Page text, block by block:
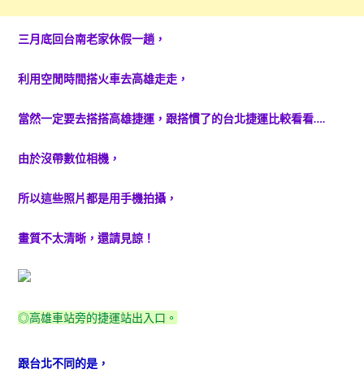
三月底回台南老家休假一趟，
利用空閒時間搭火車去高雄走走，
當然一定要去搭搭高雄捷運，跟搭慣了的台北捷運比較看看….
由於沒帶數位相機，
所以這些照片都是用手機拍攝，
畫質不太清晰，還請見諒！
◎高雄車站旁的捷運站出入口。
跟台北不同的是，